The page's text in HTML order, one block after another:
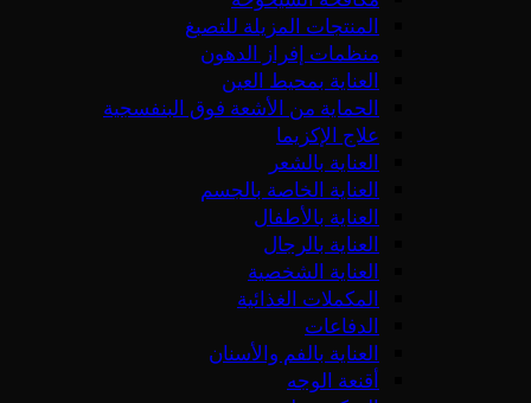
المنتجات المزيلة للتصبغ
منظمات إفراز الدهون
العناية بمحيط العين
الحماية من الأشعة فوق البنفسجية
علاج الإكزيما
العناية بالشعر
العناية الخاصة بالجسم
العناية بالأطفال
العناية بالرجال
العناية الشخصية
المكملات الغذائية
الدفاعات
العناية بالفم والأسنان
أقنعة الوجه